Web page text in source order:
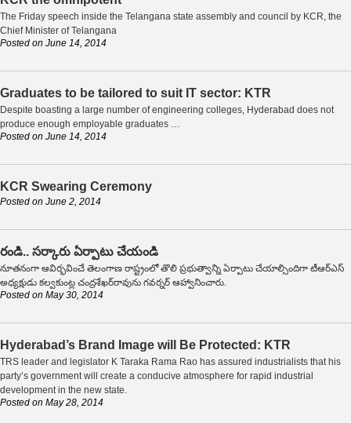
The Friday speech inside the Telangana state assembly and council by KCR, the
Chief Minister of Telangana
Posted on June 14, 2014
Graduates to be tailored to suit IT sector: KTR
Despite boasting a large number of engineering colleges, Hyderabad does not
produce enough employable graduates …
Posted on June 14, 2014
KCR Swearing Ceremony
Posted on June 2, 2014
రండి.. సర్కారు ఏర్పాటు చేయండి
నూతనంగా ఆవిర్భవించే తెలంగాణ రాష్ట్రంలో తొలి ప్రభుత్వాన్ని ఏర్పాటు చేయాల్సిందిగా టీఆర్‌ఎస్
అధ్యక్షుడు కల్వకుంట్ల చంద్రశేఖర్‌రావును గవర్నర్ ఆహ్వానించారు.
Posted on May 30, 2014
Hyderabad’s Brand Image will Be Protected: KTR
TRS leader and legislator K Taraka Rama Rao has assured industrialists that his
party’s government will create a conducive atmosphere for rapid industrial
development in the new state.
Posted on May 28, 2014